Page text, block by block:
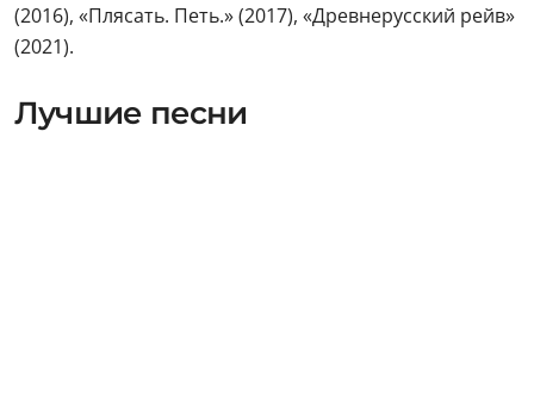
(2016), «Плясать. Петь.» (2017), «Древнерусский рейв»
(2021).
Лучшие песни